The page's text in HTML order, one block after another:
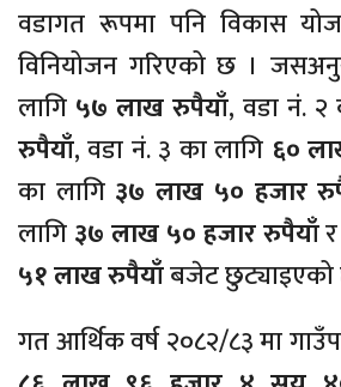
वडागत रूपमा पनि विकास
विनियोजन गरिएको छ ।
लागि ५७ लाख रुपैयाँ, वडा नं. २
रुपैयाँ, वडा नं. ३ का लागि ६०
का लागि ३७ लाख ५० हजार
लागि३७ लाख ५० हजार रुपैयाँर
५१ लाख रुपैयाँबजेट छुट्याइएको
गत आर्थिक वर्ष २०८२/८३ मा